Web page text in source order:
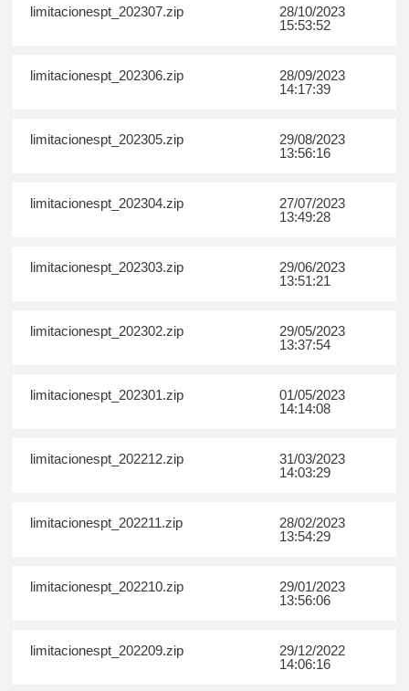
limitacionespt_202307.zip
28/10/2023
15:53:52
limitacionespt_202306.zip
28/09/2023
14:17:39
limitacionespt_202305.zip
29/08/2023
13:56:16
limitacionespt_202304.zip
27/07/2023
13:49:28
limitacionespt_202303.zip
29/06/2023
13:51:21
limitacionespt_202302.zip
29/05/2023
13:37:54
limitacionespt_202301.zip
01/05/2023
14:14:08
limitacionespt_202212.zip
31/03/2023
14:03:29
limitacionespt_202211.zip
28/02/2023
13:54:29
limitacionespt_202210.zip
29/01/2023
13:56:06
limitacionespt_202209.zip
29/12/2022
14:06:16